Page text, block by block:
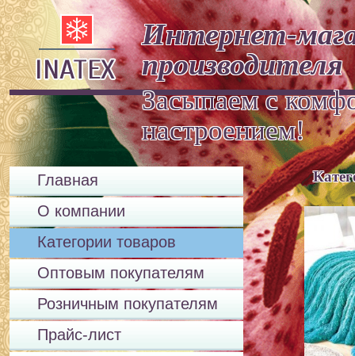
Интернет-
производителя
Засыпаем с
Главная
О компании
Категории товаров
Оптовым покупателям
Розничным покупателям
Прайс-лист